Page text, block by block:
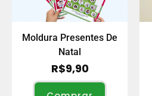
Moldura Presentes De
Natal
R$9,90